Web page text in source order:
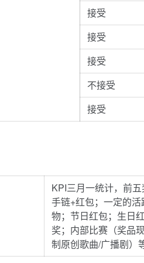
接受
接受
接受
不接受
接受
KPI三月一统计，前
手链+红包；一定的
物；节日红包；生日
奖；内部比赛（奖品
制原创歌曲/广播剧）